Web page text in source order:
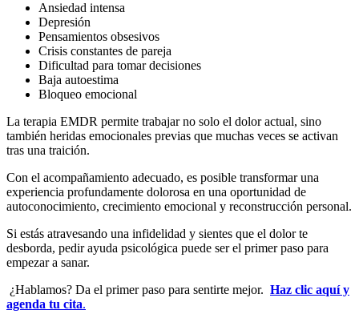
Ansiedad intensa
Depresión
Pensamientos obsesivos
Crisis constantes de pareja
Dificultad para tomar decisiones
Baja autoestima
Bloqueo emocional
La terapia EMDR permite trabajar no solo el dolor actual, sino
también heridas emocionales previas que muchas veces se activan
tras una traición.
Con el acompañamiento adecuado, es posible transformar una
experiencia profundamente dolorosa en una oportunidad de
autoconocimiento, crecimiento emocional y reconstrucción personal.
Si estás atravesando una infidelidad y sientes que el dolor te
desborda, pedir ayuda psicológica puede ser el primer paso para
empezar a sanar.
¿Hablamos? Da el primer paso para sentirte mejor. Haz clic aquí y
agenda tu cita.